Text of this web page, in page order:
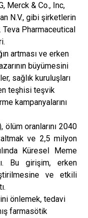
Merck & Co., Inc,
N.V., gibi şirketlerin
Teva Pharmaceutical
artması ve erken
büyümesini
sağlık kuruluşları
teşhisi teşvik
kampanyalarını
ölüm oranlarını 2040
ve 2,5 milyon
Küresel Meme
Bu girişim, erken
ve etkili
önlemek, tedavi
farmasötik